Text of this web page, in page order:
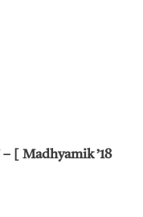
– [ Madhyamik ’18